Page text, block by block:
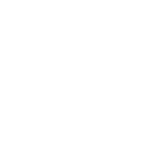
on to produkt
dla Twojego psa
najbardziej
obwód szyi psa
szyja łączy się z
jest podanie